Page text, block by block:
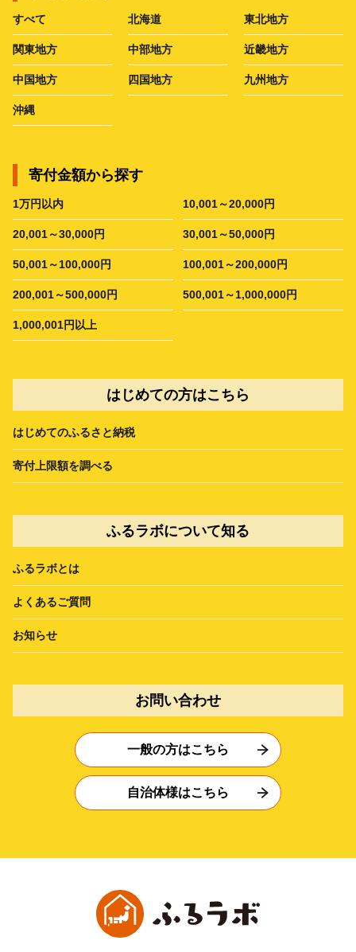
すべて 北海道 東北地方
関東地方 中部地方 近畿地方
中国地方 四国地方 九州地方
沖縄
寄付金額から探す
1万円以内 10,001～20,000円
20,001～30,000円 30,001～50,000円
50,001～100,000円 100,001～200,000円
200,001～500,000円 500,001～1,000,000円
1,000,001円以上
はじめての方はこちら
はじめてのふるさと納税
寄付上限額を調べる
ふるラボについて知る
ふるラボとは
よくあるご質問
お知らせ
お問い合わせ
一般の方はこちら
自治体様はこちら